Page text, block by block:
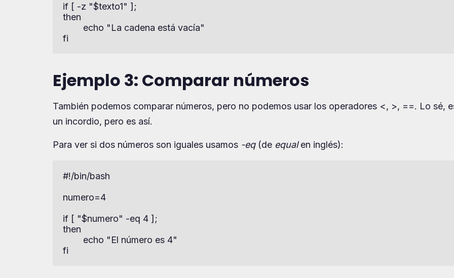
if [ -z "$texto1" ];
then
        echo "La cadena está vacía"
Ejemplo 3: Comparar números
También podemos comparar números, pero no podemos usar los operadores <, >, ==. Lo sé,
un incordio, pero es así.
Para ver si dos números son iguales usamos -eq(de equalen inglés):
#!/bin/bash
numero=4
if [ "$numero" -eq 4 ];
then
        echo "El número es 4"
fi